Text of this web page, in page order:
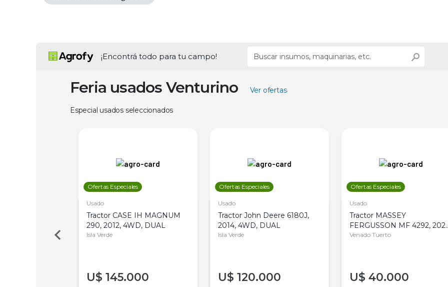
¡Encontrá todo para tu campo!
Feria usados Venturino Ver ofertas
Especial usados seleccionados
Ofertas Especiales
Usado
Tractor CASE IH MAGNUM
290, 2012, 4WD, DUAL
Isla Verde
U$ 145.000
Ofertas Especiales
Usado
Tractor John Deere 6180J,
2014, 4WD, DUAL
Isla Verde
U$ 120.000
Ofertas Especiales
Usado
Tractor MASSEY
FERGUSSON MF 4292,
4WD, PATON
Venado Tuerto
U$ 40.000